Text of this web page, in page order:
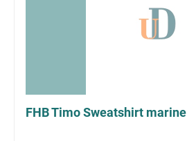
FHB Timo Sweatshirt marine